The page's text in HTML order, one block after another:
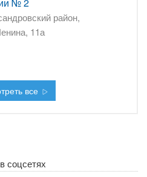
район,
11а
все
соцсетях